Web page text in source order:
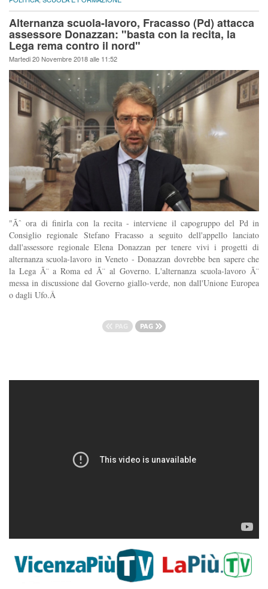
Alternanza scuola-lavoro, Fracasso (Pd) attacca
assessore Donazzan: "basta con la recita, la
Lega rema contro il nord"
Martedi 20 Novembre 2018 alle 11:52
"Ãˆ ora di finirla con la recita - interviene il capogruppo del Pd in
Consiglio regionale Stefano Fracasso a seguito dell'appello lanciato
dall'assessore regionale Elena Donazzan per tenere vivi i progetti di
alternanza scuola-lavoro in Veneto - Donazzan dovrebbe ben sapere che
la Lega Ã¨ a Roma ed Ã¨ al Governo. L'alternanza scuola-lavoro Ã¨
messa in discussione dal Governo giallo-verde, non dall'Unione Europea
o dagli Ufo.Â